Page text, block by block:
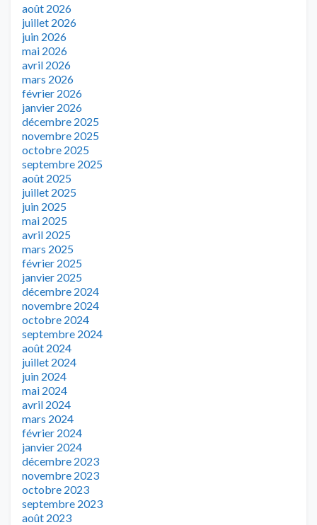
août 2026
juillet 2026
juin 2026
mai 2026
avril 2026
mars 2026
février 2026
janvier 2026
décembre 2025
novembre 2025
octobre 2025
septembre 2025
août 2025
juillet 2025
juin 2025
mai 2025
avril 2025
mars 2025
février 2025
janvier 2025
décembre 2024
novembre 2024
octobre 2024
septembre 2024
août 2024
juillet 2024
juin 2024
mai 2024
avril 2024
mars 2024
février 2024
janvier 2024
décembre 2023
novembre 2023
octobre 2023
septembre 2023
août 2023